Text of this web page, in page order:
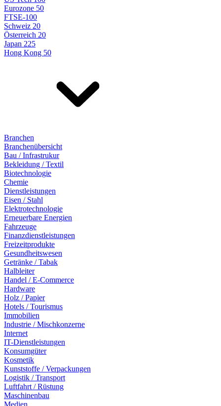
Eurozone 50
FTSE-100
Schweiz 20
Österreich 20
Japan 225
Hong Kong 50
Branchen
Branchenübersicht
Bau / Infrastrukur
Bekleidung / Textil
Biotechnologie
Chemie
Dienstleistungen
Eisen / Stahl
Elektrotechnologie
Erneuerbare Energien
Fahrzeuge
Finanzdienstleistungen
Freizeitprodukte
Gesundheitswesen
Getränke / Tabak
Halbleiter
Handel / E-Commerce
Hardware
Holz / Papier
Hotels / Tourismus
Immobilien
Industrie / Mischkonzerne
Internet
IT-Dienstleistungen
Konsumgüter
Kosmetik
Kunststoffe / Verpackungen
Logistik / Transport
Luftfahrt / Rüstung
Maschinenbau
Medien